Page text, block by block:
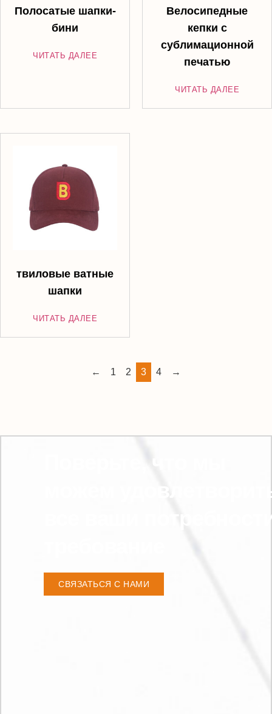
Полосатые шапки-
бини
ЧИТАТЬ ДАЛЕЕ
Велосипедные
кепки с
сублимационной
печатью
ЧИТАТЬ ДАЛЕЕ
твиловые ватные
шапки
ЧИТАТЬ ДАЛЕЕ
← 1 2 3 4 →
Поверьте, что мы
можем
все ваши
СВЯЗАТЬСЯ С НАМИ